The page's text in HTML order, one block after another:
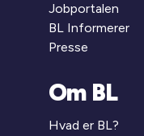
Jobportalen
BL Informerer
Presse
Om BL
Hvad er BL?